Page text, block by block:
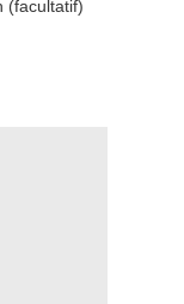
(facultatif)